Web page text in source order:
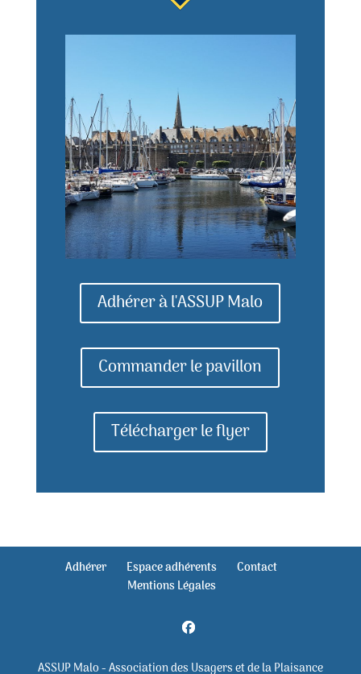
Adhérer à l'ASSUP Malo
Commander le pavillon
Télécharger le flyer
Adhérer Espace adhérents
Contact
Mentions Légales
ASSUP Malo - Association des Usagers et de la Plaisance